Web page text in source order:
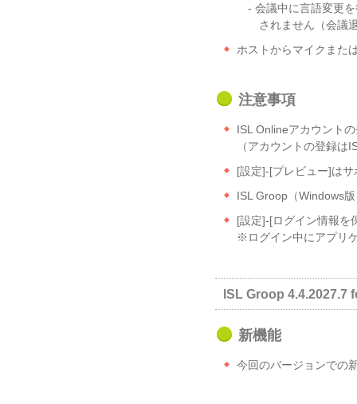
- 会議中に言語変更を
されません（会議退
ホストからマイクまた
注意事項
ISL Onlineアカウント
（アカウントの登録
[設定]-[プレビュー]は
ISL Groop（Windows
[設定]-[ログイン情報を
※ログイン中にアプリ
ISL Groop 4.4.2027.7
新機能
今回のバージョンでの